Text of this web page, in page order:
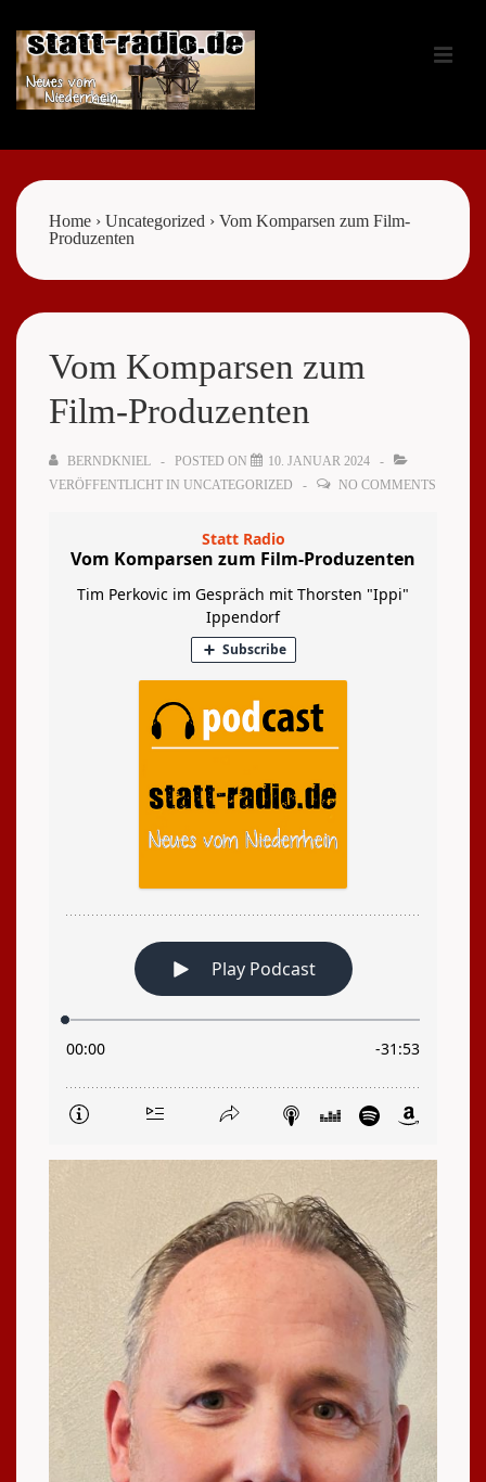
Zum
Inhalt
Navigation
Home › Uncategorized › Vom Komparsen zum Film-
Produzenten
Vom Komparsen zum
Film-Produzenten
BERNDKNIEL POSTED ON
10. JANUAR 2024
VERÖFFENTLICHT IN UNCATEGORIZED NO COMMENTS